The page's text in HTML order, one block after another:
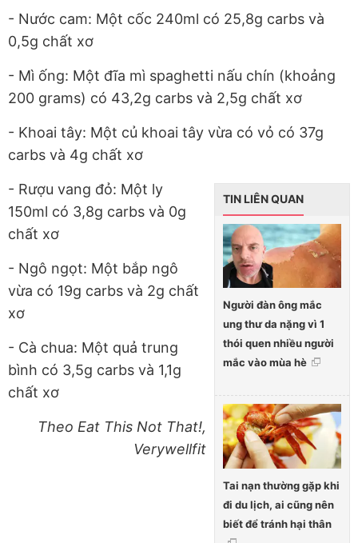
- Nước cam: Một cốc 240ml có 25,8g carbs và
0,5g chất xơ
- Mì ống: Một đĩa mì spaghetti nấu chín (khoảng
200 grams) có 43,2g carbs và 2,5g chất xơ
- Khoai tây: Một củ khoai tây vừa có vỏ có 37g
carbs và 4g chất xơ
TIN LIÊN QUAN
Người đàn ông mắc
ung thư da nặng vì 1
thói quen nhiều người
mắc vào mùa hè
Tai nạn thường gặp khi
đi du lịch, ai cũng nên
biết để tránh hại thân
- Rượu vang đỏ: Một ly
150ml có 3,8g carbs và 0g
chất xơ
- Ngô ngọt: Một bắp ngô
vừa có 19g carbs và 2g chất
xơ
- Cà chua: Một quả trung
bình có 3,5g carbs và 1,1g
chất xơ
Theo Eat This Not That!,
Verywellfit